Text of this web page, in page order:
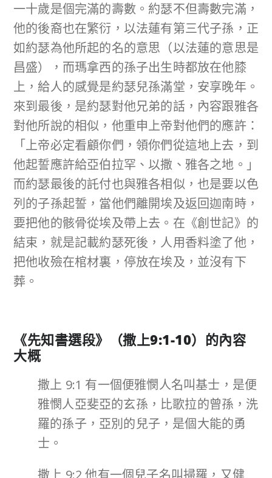
一十歲是個完滿的壽數。約瑟不但壽數完滿，
他的後裔也在繁衍，以法蓮有第三代子孫，正
如約瑟為他所起的名的意思（以法蓮的意思是
昌盛），而瑪拿西的孫子出生時都放在他膝
上，給人的感覺是約瑟兒孫滿堂，安享晚年。
來到最後，是約瑟對他兄弟的話，內容跟雅各
對他所說的相似，他重申上帝對他們的應許：
「上帝必定看顧你們，領你們從這地上去，到
他起誓應許給亞伯拉罕、以撒、雅各之地。」
而約瑟最後的託付也與雅各相似，也是要以色
列的子孫起誓，當他們離開埃及返回迦南時，
要把他的骸骨從埃及帶上去。在《創世記》的
結束，就是記載約瑟死後，人用香料塗了他，
把他收殮在棺材裏，停放在埃及，並沒有下
葬。
《先知書選段》（撒上9:1-10）的內容
大概
撒上 9:1 有一個便雅憫人名叫基士，是便
雅憫人亞斐亞的玄孫，比歌拉的曾孫，洗
羅的孫子，亞別的兒子，是個大能的勇
士。